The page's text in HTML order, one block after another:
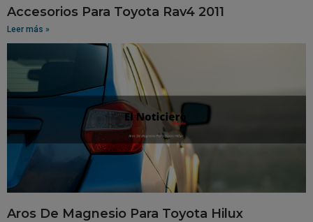
Accesorios Para Toyota Rav4 2011
Leer más »
Aros De Magnesio Para Toyota Hilux